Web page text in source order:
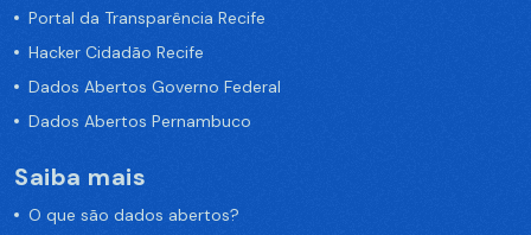
Portal da Transparência Recife
Hacker Cidadão Recife
Dados Abertos Governo Federal
Dados Abertos Pernambuco
Saiba mais
O que são dados abertos?